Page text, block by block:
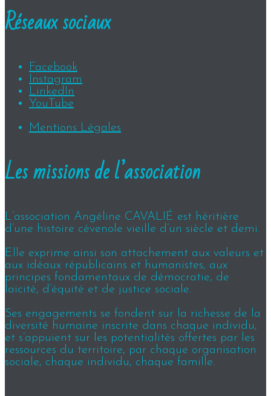
Réseaux sociaux
Facebook
Instagram
LinkedIn
YouTube
Mentions Légales
Les missions de l’association
L’association Angéline CAVALIÉ est héritière
d’une histoire cévenole vieille d’un siècle et demi.
Elle exprime ainsi son attachement aux valeurs et
aux idéaux républicains et humanistes, aux
principes fondamentaux de démocratie, de
laïcité, d’équité et de justice sociale.
Ses engagements se fondent sur la richesse de la
diversité humaine inscrite dans chaque individu,
et s’appuient sur les potentialités offertes par les
ressources du territoire, par chaque organisation
sociale, chaque individu, chaque famille.